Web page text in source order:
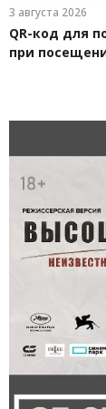
3 августа 2026
QR-код для
при